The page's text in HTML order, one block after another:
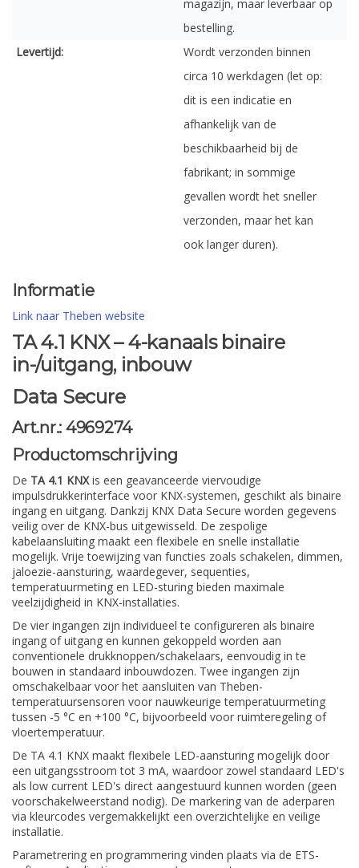
magazijn, maar leverbaar op
bestelling.
Levertijd:
Wordt verzonden binnen
circa 10 werkdagen (let op:
dit is een indicatie en
afhankelijk van de
beschikbaarheid bij de
fabrikant; in sommige
gevallen wordt het sneller
verzonden, maar het kan
ook langer duren).
Informatie
Link naar Theben website
TA 4.1 KNX – 4-kanaals binaire
in-/uitgang, inbouw
Data Secure
Art.nr.: 4969274
Productomschrijving
De TA 4.1 KNXis een geavanceerde viervoudige
impulsdrukkerinterface voor KNX-systemen, geschikt als binaire
ingang en uitgang. Dankzij KNX Data Secure worden gegevens
veilig over de KNX-bus uitgewisseld. De zespolige
kabelaansluiting maakt een flexibele en snelle installatie
mogelijk. Vrije toewijzing van functies zoals schakelen, dimmen,
jaloezie-aansturing, waardegever, sequenties,
temperatuurmeting en LED-sturing bieden maximale
veelzijdigheid in KNX-installaties.
De vier ingangen zijn individueel te configureren als binaire
ingang of uitgang en kunnen gekoppeld worden aan
conventionele drukknoppen/schakelaars, eenvoudig in te
bouwen in standaard inbouwdozen. Twee ingangen zijn
omschakelbaar voor het aansluiten van Theben-
temperatuursensoren voor nauwkeurige temperatuurmeting
tussen -5 °C en +100 °C, bijvoorbeeld voor ruimteregeling of
vloertemperatuur.
De TA 4.1 KNX maakt flexibele LED-aansturing mogelijk door
een uitgangsstroom tot 3 mA, waardoor zowel standaard LED's
als low current LED's direct aangestuurd kunnen worden (geen
voorschakelweerstand nodig). De markering van de aderparen
via kleurcodes vergemakkelijkt een overzichtelijke en veilige
installatie.
Parametrering en programmering vinden plaats via de ETS-